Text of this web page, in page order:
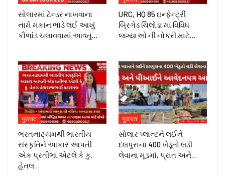
સોલારમાં ટેન્ડર નાખવાના
નામે મકાન ભાડે લઈ આખું
કૌભાંડ ચલાવવામાં આવતું…
URC, HQ 85 ઇન્ફેન્ટ્રી
બ્રિગેડ ચિલોડા માં વિવિધ
જગ્યાઓ ની નોકરી માટે…
गुजरात
ભરતનાટ્યમથી ભારતીય
સંસ્કૃતિને આકાર આપતી
એક પ્રતીભા એટલે કે‌ કુ.
હેતલ…
गुजरात
સોલાર પ્લાન્ટને લઈને
દલપુરાના 400 ખેડૂતો લડી
લેવાના મૂડમાં, પ્રાંત અને…